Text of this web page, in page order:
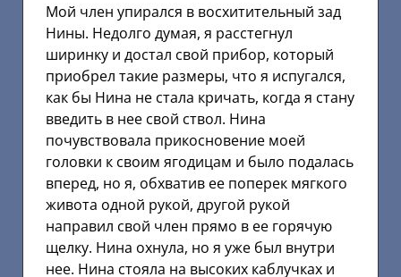
Мой член упирался в восхитительный зад
Нины. Недолго думая, я расстегнул
ширинку и достал свой прибор, который
приобрел такие размеры, что я испугался,
как бы Нина не стала кричать, когда я стану
введить в нее свой ствол. Нина
почувствовала прикосновение моей
головки к своим ягодицам и было подалась
вперед, но я, обхватив ее поперек мягкого
живота одной рукой, другой рукой
направил свой член прямо в ее горячую
щелку. Нина охнула, но я уже был внутри
нее. Нина стояла на высоких каблучках и